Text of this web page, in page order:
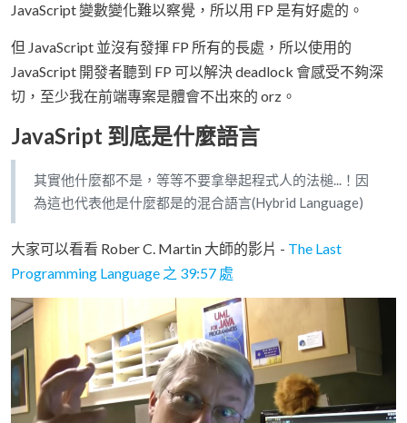
JavaScript 變數變化難以察覺，所以用 FP 是有好處的。
但 JavaScript 並沒有發揮 FP 所有的長處，所以使用的
JavaScript 開發者聽到 FP 可以解決 deadlock 會感受不夠深
切，至少我在前端專案是體會不出來的 orz。
JavaSript 到底是什麼語言
其實他什麼都不是，等等不要拿舉起程式人的法槌...！因
為這也代表他是什麼都是的混合語言(Hybrid Language)
大家可以看看 Rober C. Martin 大師的影片 - The Last
Programming Language 之 39:57 處